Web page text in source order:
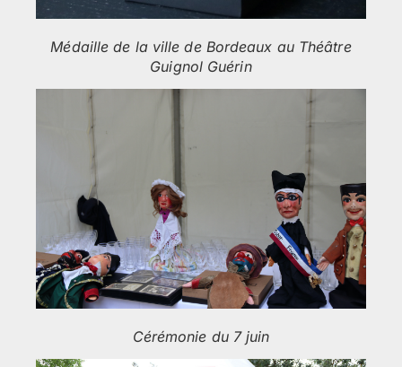
Médaille de la ville de Bordeaux au Théâtre
Guignol Guérin
Cérémonie du 7 juin